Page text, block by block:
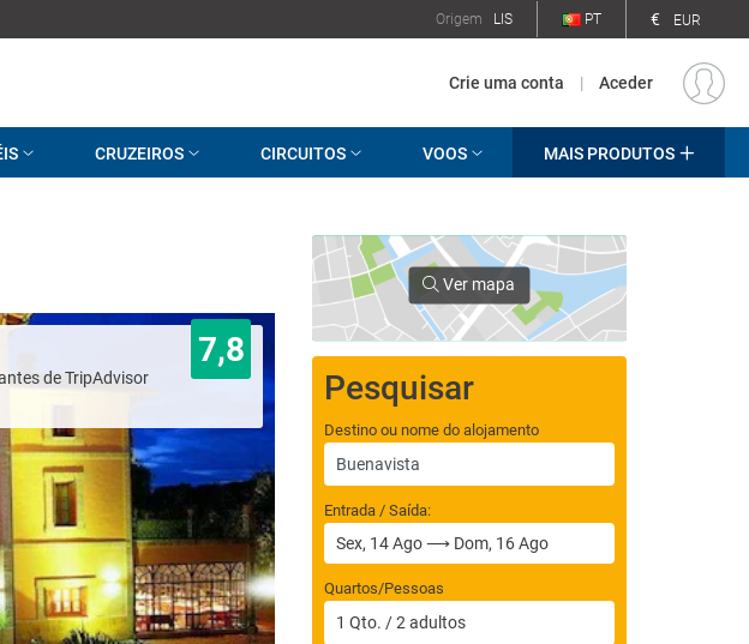
Origem LIS PT € EUR
Crie uma conta | Aceder
CRUZEIROS CIRCUITOS VOOS MAIS PRODUTOS
7,8
Ver mapa
Pesquisar
Destino ou nome do alojamento
Entrada / Saída:
Quartos/Pessoas
1 Qto. /2 adultos